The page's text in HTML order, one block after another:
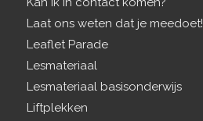
Laat ons weten dat je meedoet!
Leaflet Parade
Lesmateriaal
Lesmateriaal basisonderwijs
Liftplekken